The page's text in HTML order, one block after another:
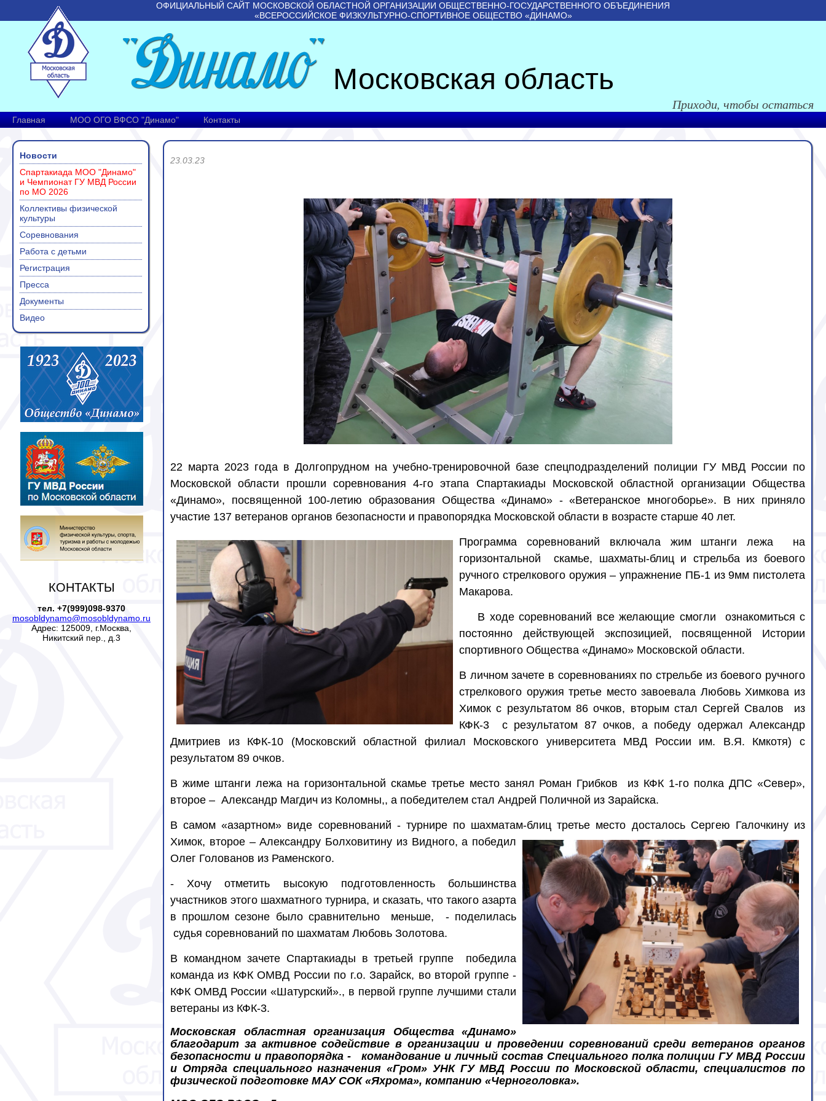
ОФИЦИАЛЬНЫЙ САЙТ МОСКОВСКОЙ ОБЛАСТНОЙ ОРГАНИЗАЦИИ ОБЩЕСТВЕННО-ГОСУДАРСТВЕННОГО ОБЪЕДИНЕНИЯ
«ВСЕРОССИЙСКОЕ ФИЗКУЛЬТУРНО-СПОРТИВНОЕ ОБЩЕСТВО «ДИНАМО»
Московская область
Приходи, чтобы остаться
Главная МОО ОГО ВФСО "Динамо" Контакты
Новости
Спартакиада МОО "Динамо"
и Чемпионат ГУ МВД России
по МО 2026
Коллективы физической
культуры
Соревнования
Работа с детьми
Регистрация
Пресса
Документы
Видео
КОНТАКТЫ
тел. +7(999)098-9370
mosobldynamo@mosobldynamo.ru
Адрес: 125009, г.Москва,
Никитский пер., д.3
23.03.23
22 марта 2023 года в Долгопрудном на учебно-тренировочной базе спецподразделений полиции ГУ МВД России по
Московской области прошли соревнования 4-го этапа Спартакиады Московской областной организации Общества
«Динамо», посвященной 100-летию образования Общества «Динамо» - «Ветеранское многоборье». В них приняло
участие 137 ветеранов органов безопасности и правопорядка Московской области в возрасте старше 40 лет.
Программа соревнований включала жим штанги лежа
на
горизонтальной
скамье, шахматы-блиц и стрельба из боевого
ручного стрелкового оружия – упражнение ПБ-1 из 9мм пистолета
Макарова.
В ходе соревнований все желающие смогли
ознакомиться с
постоянно действующей экспозицией, посвященной Истории
спортивного Общества «Динамо» Московской области.
В личном зачете в соревнованиях по стрельбе из боевого ручного
стрелкового оружия третье место завоевала Любовь Химкова из
Химок с результатом 86 очков, вторым стал Сергей Свалов
из
КФК-3
с результатом 87 очков, а победу одержал Александр
Дмитриев из КФК-10 (Московский областной филиал Московского университета МВД России им. В.Я. Кмкотя) с
результатом 89 очков.
В жиме штанги лежа на горизонтальной скамье третье место занял Роман Грибков
из КФК 1-го полка ДПС «Север»,
второе – Александр Магдич из Коломны,, а победителем стал Андрей Поличной из Зарайска.
В самом «азартном» виде соревнований - турнире по шахматам-блиц третье место досталось Сергею Галочкину из
Химок, второе – Александру Болховитину изВидного, а победил
Олег Голованов из Раменского.
- Хочу отметить высокую подготовленность большинства
участников этого шахматного турнира, и сказать, что такого азарта
в прошлом сезоне было сравнительно
меньше,
- поделилась
судья соревнований по шахматам Любовь Золотова.
В командном зачете Спартакиады в третьей группе
победила
команда из КФК ОМВД России по г.о. Зарайск, во второй группе -
КФК ОМВД России «Шатурский»., в первой группе лучшими стали
ветераны из КФК-3.
Московская областная организация Общества «Динамо»
благодарит за активное содействие в организации и проведении соревнований среди ветеранов органов
безопасности и правопорядка - командование и личный состав Специального полка полиции ГУ МВД России
и Отряда специального назначения «Гром» УНК ГУ МВД России по Московской области, специалистов по
физической подготовке МАУ СОК «Яхрома», компанию «Черноголовка».